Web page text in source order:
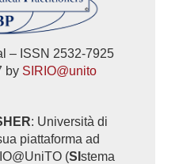
– ISSN 2532-7925
by SIRIO@unito
: Università di
piattaforma ad
(SI stema